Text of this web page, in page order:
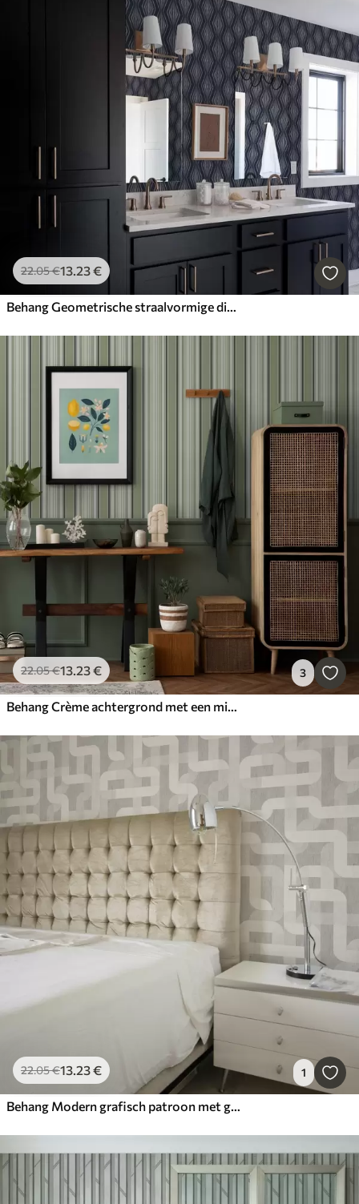
22.05€13.23€
Behang Geometrische straalvormige diamanten op een donkerblauwe achtergrond
22.05€13.23€ 3
Behang Crème achtergrond met een mix van groene en zwarte strepen
22.05€13.23€ 1
Behang Modern grafisch patroon met gebogen lijnen